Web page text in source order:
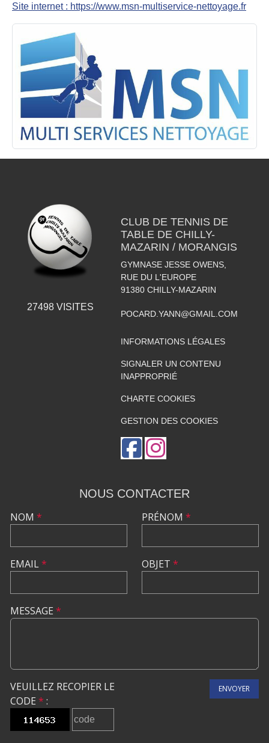
Site internet : https://www.msn-multiservice-nettoyage.fr
27498VISITES
CLUB DE TENNIS DE
TABLE DE CHILLY-
MAZARIN / MORANGIS
GYMNASE JESSE OWENS,
RUE DU L'EUROPE
91380 CHILLY-MAZARIN
POCARD.YANN@GMAIL.COM
INFORMATIONS LÉGALES
SIGNALER UN CONTENU
INAPPROPRIÉ
CHARTE COOKIES
GESTION DES COOKIES
NOUS CONTACTER
NOM *
EMAIL*
PRÉNOM *
OBJET *
MESSAGE *
VEUILLEZ RECOPIER LE
CODE * :
ENVOYER